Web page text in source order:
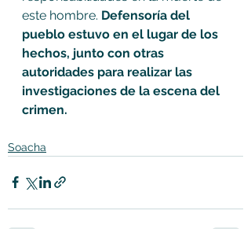
este hombre. Defensoría del
pueblo estuvo en el lugar de los
hechos, junto con otras
autoridades para realizar las
investigaciones de la escena del
crimen.
Soacha